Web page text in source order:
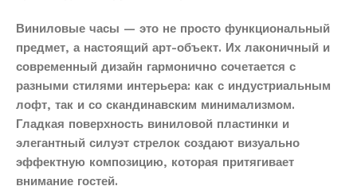
Виниловые часы — это не просто функциональный
предмет, а настоящий арт-объект. Их лаконичный и
современный дизайн гармонично сочетается с
разными стилями интерьера: как с индустриальным
лофт, так и со скандинавским минимализмом.
Гладкая поверхность виниловой пластинки и
элегантный силуэт стрелок создают визуально
эффектную композицию, которая притягивает
внимание гостей.